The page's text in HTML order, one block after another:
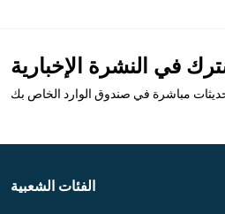
مباشرة في صندوق الوارد الخاص بك
الفئات الشعبية